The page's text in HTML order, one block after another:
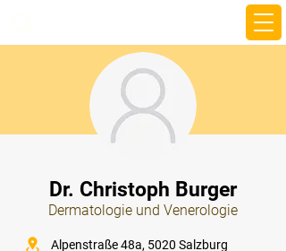
Dr. Christoph Burger
Dermatologie und Venerologie
Alpenstraße 48a, 5020 Salzburg